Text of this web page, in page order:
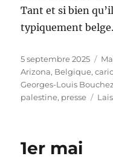
Tant et si bien
typiquement belge.
Publié
le
5 septembre 2025
Arizona, Belgique,
Georges-Louis Bouchez
palestine, presse
1er mai